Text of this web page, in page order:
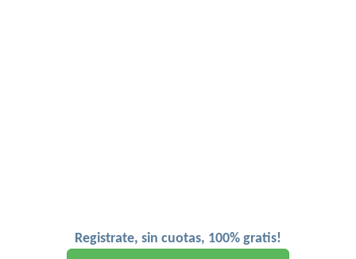
Registrate, sin cuotas, 100% gratis!